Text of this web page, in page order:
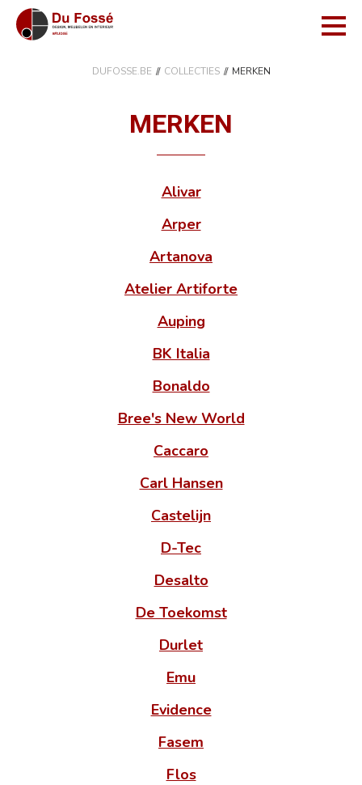
DUFOSSE.BE COLLECTIES MERKEN
MERKEN
Alivar
Arper
Artanova
Atelier Artiforte
Auping
BK Italia
Bonaldo
Bree's New World
Caccaro
Carl Hansen
Castelijn
D-Tec
Desalto
De Toekomst
Durlet
Emu
Evidence
Fasem
Flos